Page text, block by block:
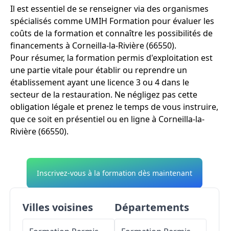
Il est essentiel de se renseigner via des organismes
spécialisés comme UMIH Formation pour évaluer les
coûts de la formation et connaître les possibilités de
financements à Corneilla-la-Rivière (66550).
Pour résumer, la formation permis d'exploitation est
une partie vitale pour établir ou reprendre un
établissement ayant une licence 3 ou 4 dans le
secteur de la restauration. Ne négligez pas cette
obligation légale et prenez le temps de vous instruire,
que ce soit en présentiel ou en ligne à Corneilla-la-
Rivière (66550).
Inscrivez-vous à la formation dès maintenant
Villes voisines Départements